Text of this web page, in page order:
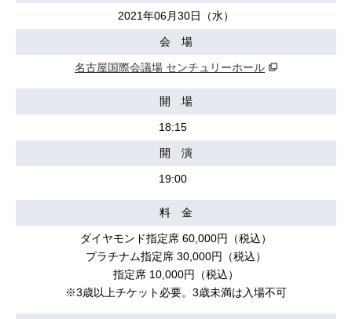
2021年06月30日（水）
会 場
名古屋国際会議場 センチュリーホール
開 場
18:15
開 演
19:00
料 金
ダイヤモンド指定席 60,000円（税込）
プラチナム指定席 30,000円（税込）
指定席 10,000円（税込）
※3歳以上チケット必要。3歳未満は入場不可